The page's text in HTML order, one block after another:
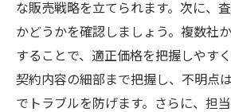
な販売戦略を立てられます。次に、
かどうかを確認しましょう。複数社
することで、適正価格を把握しやすく
契約内容の細部まで把握し、不明点
でトラブルを防げます。さらに、担